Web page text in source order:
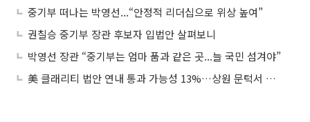
중기부 떠나는 박영선...“안정적 리더십으로 위상 높여”
권칠승 중기부 장관 후보자 입법안 살펴보니
박영선 장관 “중기부는 엄마 품과 같은 곳...늘 국민 섬겨야”
美 클래리티 법안 연내 통과 가능성 13%…상원 문턱서 제동